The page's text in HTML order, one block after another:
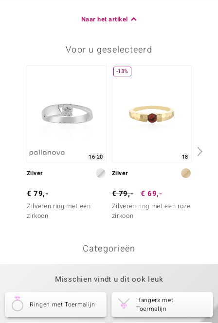
Naar het artikel
Voor u geselecteerd
16-20
Zilver
€ 79,-
Zilveren ring met een
zirkoon
-13%
18
Zilver
€ 79,- € 69,-
Zilveren ring met een roze
zirkoon
Categorieën
Misschien vindt u dit ook leuk
Ringen met Toermalijn
Hangers met
Toermalijn